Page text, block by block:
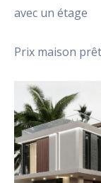
avec un étage
Prix maison